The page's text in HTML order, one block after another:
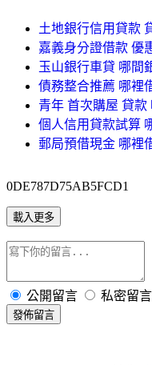
土地銀行信用貸款
嘉義身分證借款 優
玉山銀行車貸 哪間
債務整合推薦 哪裡
青年 首次購屋 貸
個人信用貸款試算
郵局預借現金 哪裡
0DE787D75AB5FCD1
載入更多
公開留言 私密留言
發佈留言